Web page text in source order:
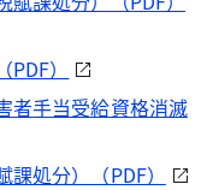
）
者手当受給資格消滅
処分）（PDF）